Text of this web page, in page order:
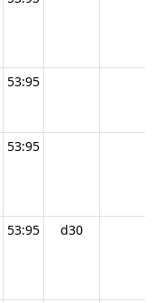
53:95
53:95
53:95 d30